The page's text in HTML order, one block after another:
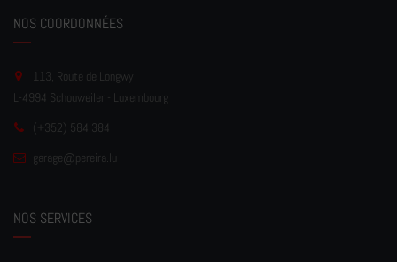
NOS COORDONNÉES
113, Route de Longwy
L-4994 Schouweiler - Luxembourg
(+352) 584 384
garage@pereira.lu
NOS SERVICES